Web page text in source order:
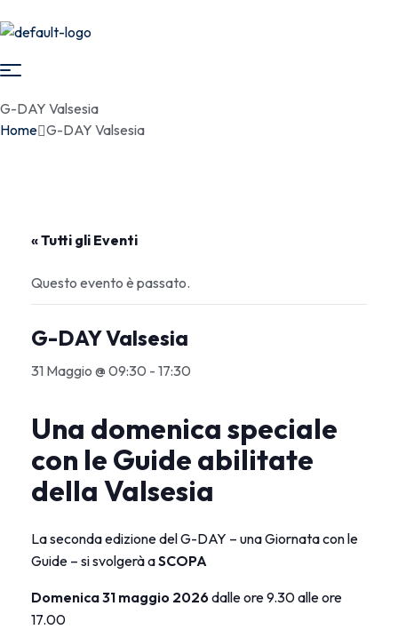
G-DAY Valsesia
Home G-DAY Valsesia
« Tutti gli Eventi
Questo evento è passato.
G-DAY Valsesia
31 Maggio @ 09:30 - 17:30
Una domenica speciale
con le Guide abilitate
della Valsesia
La seconda edizione del G-DAY – una Giornata con le
Guide – si svolgerà aSCOPA
Domenica 31 maggio 2026 dalle ore 9.30 alle ore
17.00